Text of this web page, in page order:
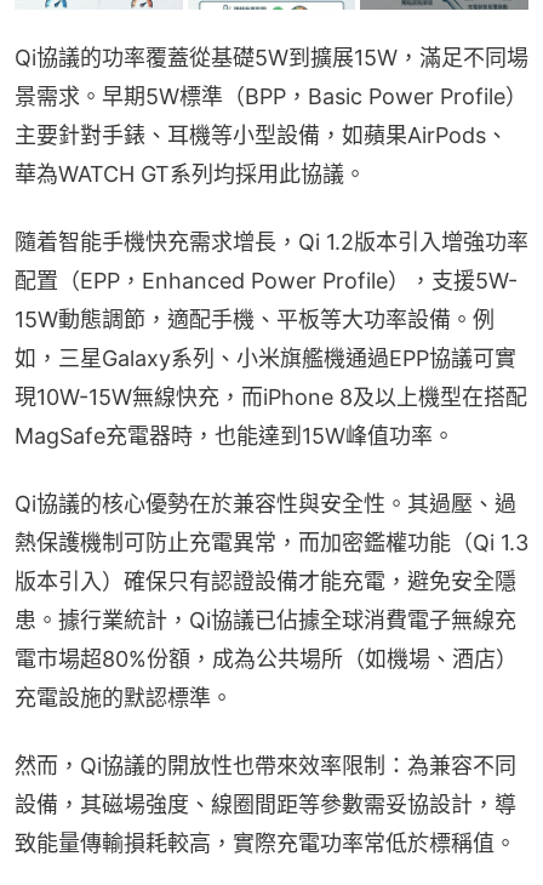
Qi協議的功率覆蓋從基礎5W到擴展15W，滿足不同場
景需求。早期5W標準（BPP，Basic Power Profile）
主要針對手錶、耳機等小型設備，如蘋果AirPods、
華為WATCH GT系列均採用此協議。
隨着智能手機快充需求增長，Qi 1.2版本引入增強功率
配置（EPP，Enhanced Power Profile），支援5W-
15W動態調節，適配手機、平板等大功率設備。例
如，三星Galaxy系列、小米旗艦機通過EPP協議可實
現10W-15W無線快充，而iPhone 8及以上機型在搭配
MagSafe充電器時，也能達到15W峰值功率。
Qi協議的核心優勢在於兼容性與安全性。其過壓、過
熱保護機制可防止充電異常，而加密鑑權功能（Qi 1.3
版本引入）確保只有認證設備才能充電，避免安全隱
患。據行業統計，Qi協議已佔據全球消費電子無線充
電市場超80%份額，成為公共場所（如機場、酒店）
充電設施的默認標準。
然而，Qi協議的開放性也帶來效率限制：為兼容不同
設備，其磁場強度、線圈間距等參數需妥協設計，導
致能量傳輸損耗較高，實際充電功率常低於標稱值。